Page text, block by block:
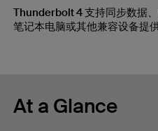
Thunderbolt 4 支持同步数据
笔记本电脑或其他兼容设备提
At a Glance